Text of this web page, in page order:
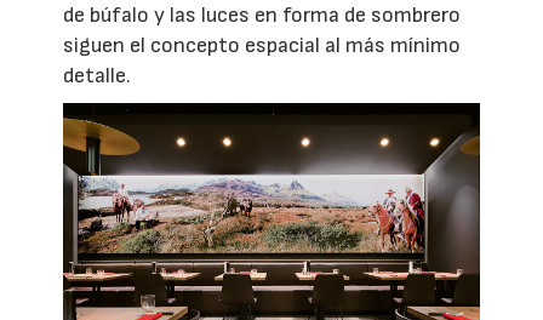
de búfalo y las luces en forma de sombrero
siguen el concepto espacial al más mínimo
detalle.